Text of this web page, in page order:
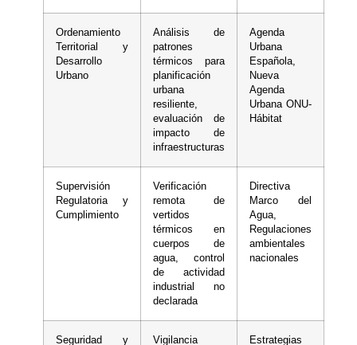
Ordenamiento
Territorial y
Desarrollo
Urbano
Análisis de
patrones
térmicos para
planificación
urbana
resiliente,
evaluación de
impacto de
infraestructuras
Agenda
Urbana
Española,
Nueva
Agenda
Urbana ONU-
Hábitat
Supervisión
Regulatoria y
Cumplimiento
Verificación
remota de
vertidos
térmicos en
cuerpos de
agua, control
de actividad
industrial no
declarada
Directiva
Marco del
Agua,
Regulaciones
ambientales
nacionales
Seguridad y
Vigilancia
Estrategias